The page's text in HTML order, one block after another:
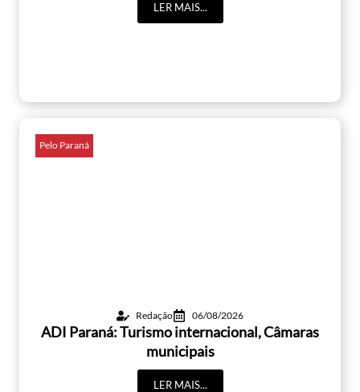
LER MAIS...
Pelo Paraná
Redação 06/08/2026
ADI Paraná: Turismo internacional, Câmaras
municipais
LER MAIS...